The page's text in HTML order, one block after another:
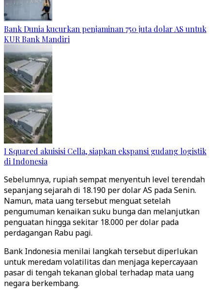
Bank Dunia kucurkan penjaminan 750 juta dolar AS untuk
KUR Bank Mandiri
I Squared akuisisi Cella, siapkan ekspansi gudang logistik
di Indonesia
Sebelumnya, rupiah sempat menyentuh level terendah
sepanjang sejarah di 18.190 per dolar AS pada Senin.
Namun, mata uang tersebut menguat setelah
pengumuman kenaikan suku bunga dan melanjutkan
penguatan hingga sekitar 18.000 per dolar pada
perdagangan Rabu pagi.
Bank Indonesia menilai langkah tersebut diperlukan
untuk meredam volatilitas dan menjaga kepercayaan
pasar di tengah tekanan global terhadap mata uang
negara berkembang.